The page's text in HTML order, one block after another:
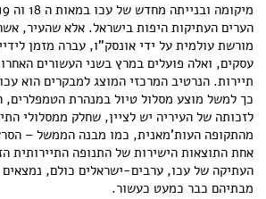
מורשת עולמית על ידי אונסק"ו, עברה מזמן
עסקים, ואלה פועלים במרץ בשני העשורים
תיירות. הנרטיב המרכזי המוצג למבקרים הוא
כך למשל מוצע מסלול טיול במנהרת הטמפלרים,
לזכותה של העיריה יש לציין, שחלק ממסלולי
מהתקופה העות'מאנית, כמו מבנה הממשל –
אחת התוצאות הישירות של התנופה התיירותית
העתיקה של עכו, ערבים-ישראלים כולם, נמצאים
מבתיהם כבר כמעט כעשור.